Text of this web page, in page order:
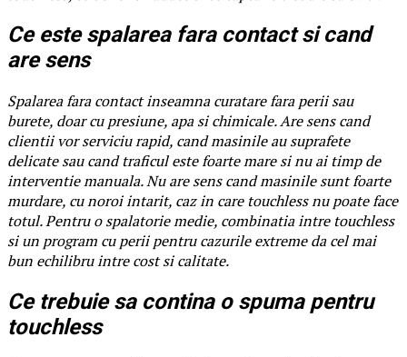
Ce este spalarea fara contact si cand
are sens
Spalarea fara contact inseamna curatare fara perii sau
burete, doar cu presiune, apa si chimicale. Are sens cand
clientii vor serviciu rapid, cand masinile au suprafete
delicate sau cand traficul este foarte mare si nu ai timp de
interventie manuala. Nu are sens cand masinile sunt foarte
murdare, cu noroi intarit, caz in care touchless nu poate face
totul. Pentru o spalatorie medie, combinatia intre touchless
si un program cu perii pentru cazurile extreme da cel mai
bun echilibru intre cost si calitate.
Ce trebuie sa contina o spuma pentru
touchless